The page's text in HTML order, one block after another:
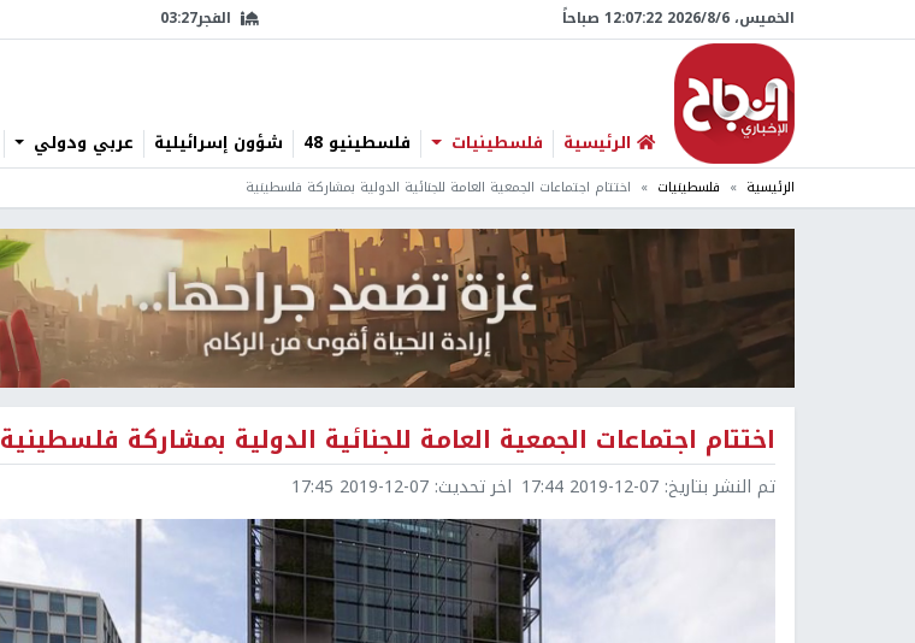
الخميس، 6/‏8/‏2026 12:07:23 صباحاً الفجر03:27
الرئيسية فلسطينيات فلسطينيو 48 شؤون إسرائيلية عربي ودولي
الرئيسية فلسطينيات اختتام اجتماعات الجمعية العامة للجنائية الدولية بمشاركة فلسطينية
اختتام اجتماعات الجمعية العامة للجنائية الدولية بمشاركة فلسطينية
تم النشر بتاريخ: 2019-12-07 17:44 اخر تحديث: 2019-12-07 17:45